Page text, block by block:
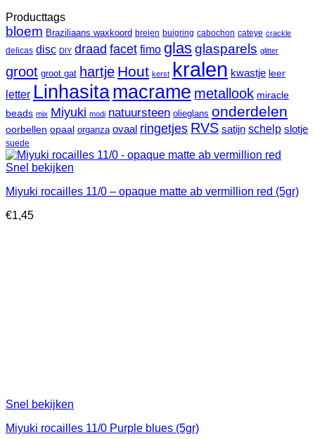
Producttags
bloem Braziliaans waxkoord breien buigring cabochon cateye crackle
delicas disc DIY draad facet fimo glasglasparels glitter
groot groot gat hartje Hout kerst kralen kwastje leer
letter Linhasitamacrame metallook miracle
beads mix Miyuki modi natuursteen olieglans onderdelen
oorbellen opaal organza ovaal ringetjes RVS satijn schelp slotje
suede
Snel bekijken
Miyuki rocailles 11/0 – opaque matte ab vermillion red (5gr)
€1,45
Snel bekijken
Miyuki rocailles 11/0 Purple blues (5gr)